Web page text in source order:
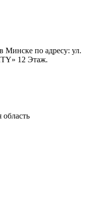
по адресу: ул.
12 Этаж.